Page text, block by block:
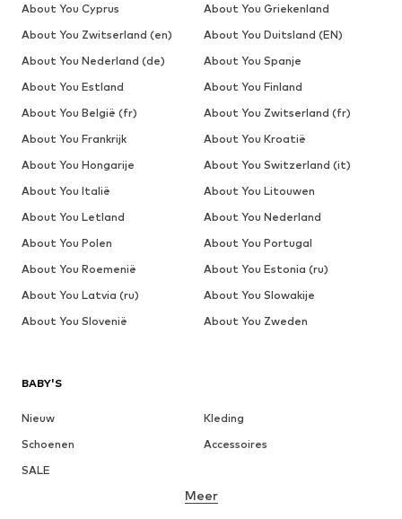
BABY'S
Nieuw
Kleding
Schoenen
Accessoires
SALE
Meer
About You Cyprus
About You Griekenland
About You Zwitserland (en)
About You Duitsland (EN)
About You Nederland (de)
About You Spanje
About You Estland
About You Finland
About You België (fr)
About You Zwitserland (fr)
About You Frankrijk
About You Kroatië
About You Hongarije
About You Switzerland (it)
About You Italië
About You Litouwen
About You Letland
About You Nederland
About You Polen
About You Portugal
About You Roemenië
About You Estonia (ru)
About You Latvia (ru)
About You Slowakije
About You Slovenië
About You Zweden